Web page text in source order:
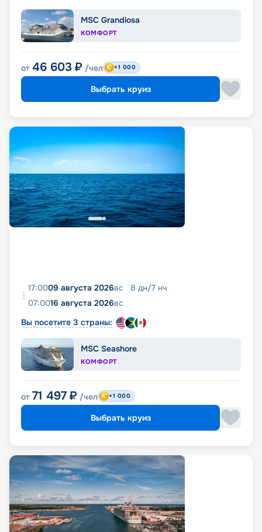
MSC Grandiosa
КОМФОРТ
от 46 603 ₽ /чел +1 000
Выбрать круиз
17:0009 августа 2026вс 8 дн/7 нч
07:0016 августа 2026вс
Вы посетите 3 страны:
MSC Seashore
КОМФОРТ
от 71 497 ₽ /чел +1 000
Выбрать круиз